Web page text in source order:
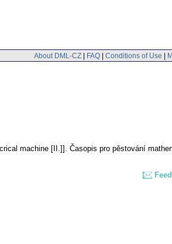
About DML-CZ | FAQ | Conditions of Use |
machine [II.]]. Časopis pro pěstování